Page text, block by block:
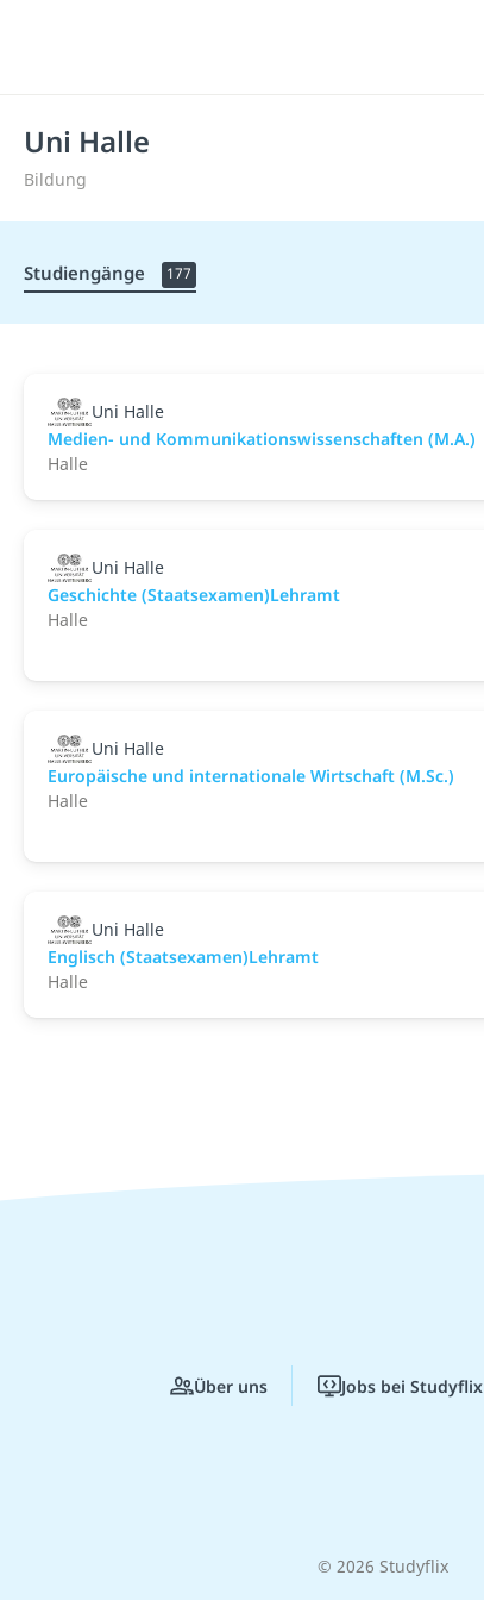
Uni Halle
Bildung
Studiengänge 177
Uni Halle
Medien- und Kommunikationswissenschaften (M.A.)
Halle
Uni Halle
Geschichte (Staatsexamen)Lehramt
Halle
Uni Halle
Europäische und internationale Wirtschaft (M.Sc.)
Halle
Uni Halle
Englisch (Staatsexamen)Lehramt
Halle
Über uns Jobs bei Studyflix
© 2026 Studyflix